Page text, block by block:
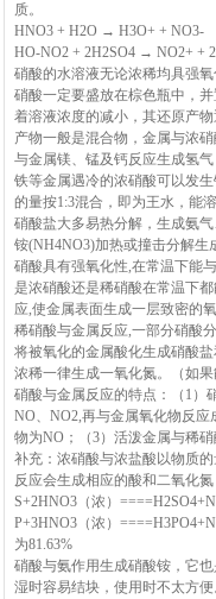
质。
HNO3 + H2O → H3O+ + NO3-
HO-NO2 + 2H2SO4 → NO2+ +
硝酸的水溶液无论浓稀均具强
硝酸一定要盛放在棕色瓶中，
着溶液浓度的减小，其还原产
产物一般是混合物，金属与浓
与金属镁、锰及钙反应生成氢
铁等金属遇冷的浓硝酸可以发
的量按1:3混合，即为王水，能
硝酸盐大多易热分解，生成氨
铵(NH4NO3)加热或撞击分解
硝酸具有强氧化性,在常温下能
是浓硝酸还是稀硝酸在常温下
应,使金属表面生成一层致密的
稀硝酸与金属反应,一部分硝酸
将被氧化的金属酸化生成硝酸
浓稀一律生成一氧化氮。（如
硝酸与金属反应的特点：（1）
NO、NO2,再与金属氧化物反
物为NO；（3）活泼金属与稀
补充：浓硝酸与浓盐酸以物质
反应会生成相应的酸和二氧化
S+2HNO3（浓）
P+3HNO3（浓）
为81.63%
硝酸与氨作用生成硝酸铵，它
湿时容易结块，使用时不太方